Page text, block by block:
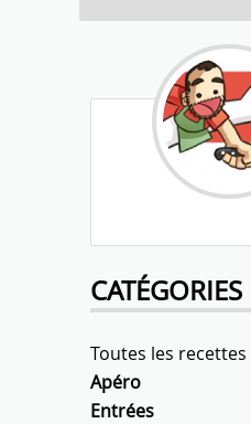
CATÉGORIES
Toutes les recettes
Apéro
Entrées